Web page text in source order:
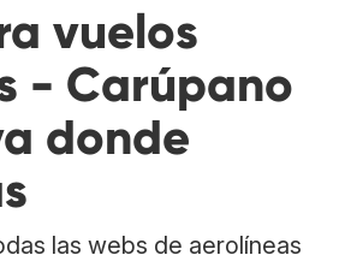
vuelos
- Carúpano
donde
las webs de aerolíneas